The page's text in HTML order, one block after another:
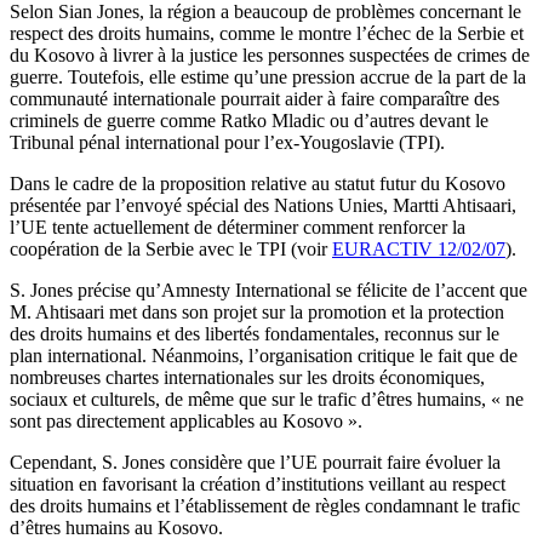
Selon Sian Jones, la région a beaucoup de problèmes concernant le
respect des droits humains, comme le montre l’échec de la Serbie et
du Kosovo à livrer à la justice les personnes suspectées de crimes de
guerre. Toutefois, elle estime qu’une pression accrue de la part de la
communauté internationale pourrait aider à faire comparaître des
criminels de guerre comme Ratko Mladic ou d’autres devant le
Tribunal pénal international pour l’ex-Yougoslavie (TPI).
Dans le cadre de la proposition relative au statut futur du Kosovo
présentée par l’envoyé spécial des Nations Unies, Martti Ahtisaari,
l’UE tente actuellement de déterminer comment renforcer la
coopération de la Serbie avec le TPI (voirEURACTIV 12/02/07).
S. Jones précise qu’Amnesty International se félicite de l’accent que
M. Ahtisaari met dans son projet sur la promotion et la protection
des droits humains et des libertés fondamentales, reconnus sur le
plan international. Néanmoins, l’organisation critique le fait que de
nombreuses chartes internationales sur les droits économiques,
sociaux et culturels, de même que sur le trafic d’êtres humains, « ne
sont pas directement applicables au Kosovo ».
Cependant, S. Jones considère que l’UE pourrait faire évoluer la
situation en favorisant la création d’institutions veillant au respect
des droits humains et l’établissement de règles condamnant le trafic
d’êtres humains au Kosovo.